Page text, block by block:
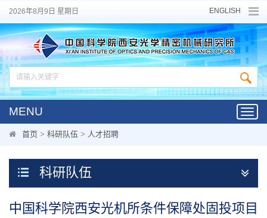
2026年8月9日 星期日 ENGLISH
MENU
首页 > 科研队伍 > 人才招聘
科研队伍
中国科学院西安光机所条件保障处固投项目